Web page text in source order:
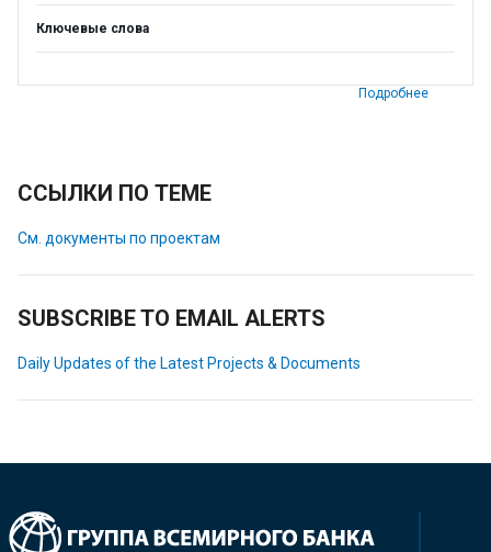
Ключевые слова
Подробнее
ССЫЛКИ ПО ТЕМЕ
См. документы по проектам
SUBSCRIBE TO EMAIL ALERTS
Daily Updates of the Latest Projects & Documents